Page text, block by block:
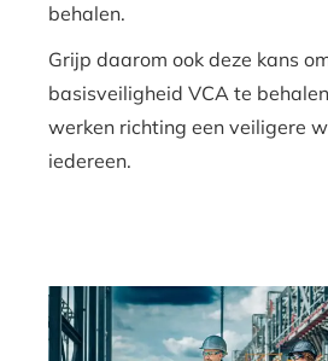
behalen.
Grijp daarom ook deze kans
basisveiligheid VCA te
werken richting een veiligere
iedereen.